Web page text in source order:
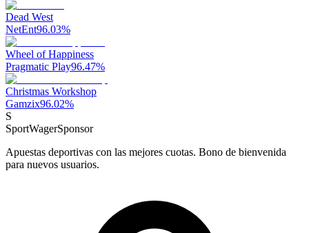
Dead West
NetEnt96.03%
Wheel of Happiness
Pragmatic Play96.47%
Christmas Workshop
Gamzix96.02%
S
SportWagerSponsor
Apuestas deportivas con las mejores cuotas. Bono de bienvenida
para nuevos usuarios.